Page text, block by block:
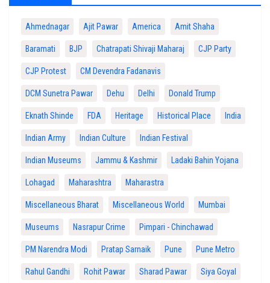
Ahmednagar Ajit Pawar America Amit Shaha
Baramati BJP Chatrapati Shivaji Maharaj CJP Party
CJP Protest CM Devendra Fadanavis
DCM Sunetra Pawar Dehu Delhi Donald Trump
Eknath Shinde FDA Heritage Historical Place India
Indian Army Indian Culture Indian Festival
Indian Museums Jammu & Kashmir Ladaki Bahin Yojana
Lohagad Maharashtra Maharastra
Miscellaneous Bharat Miscellaneous World Mumbai
Museums Nasrapur Crime Pimpari - Chinchawad
PM Narendra Modi Pratap Sarnaik Pune Pune Metro
Rahul Gandhi Rohit Pawar Sharad Pawar Siya Goyal